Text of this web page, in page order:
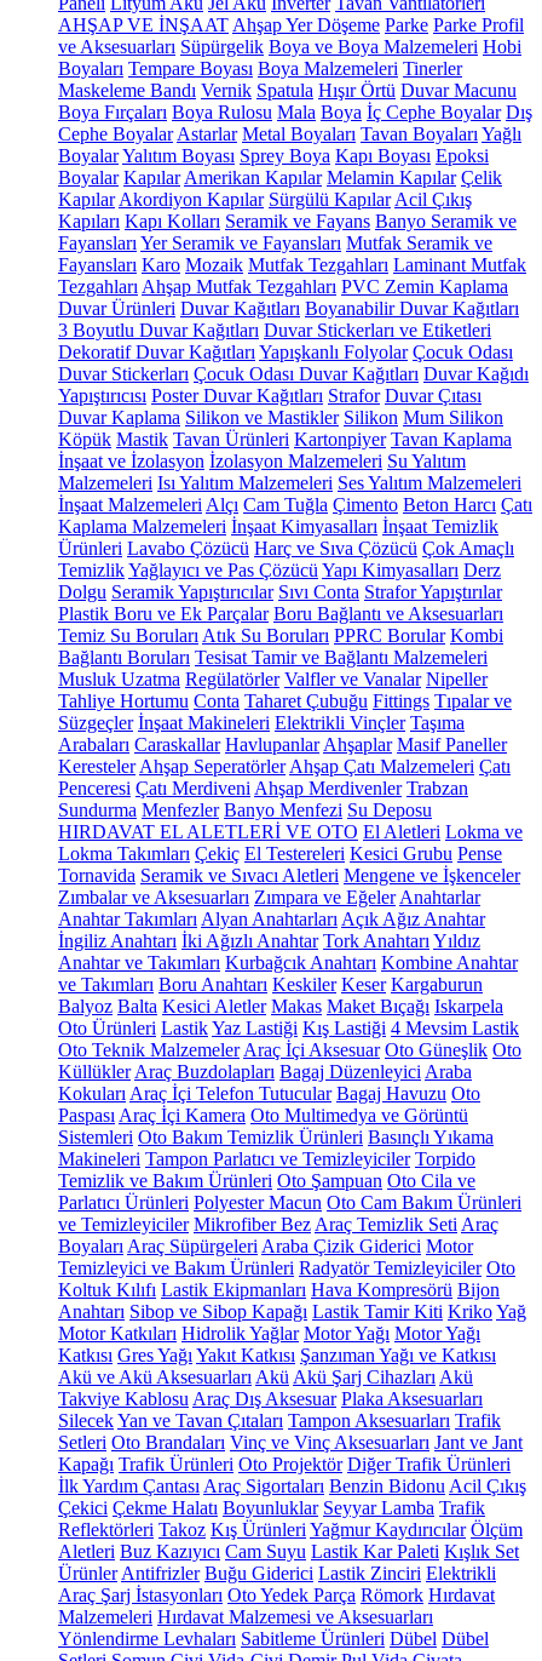
AHŞAP VE İNŞAAT Ahşap Yer Döşeme Parke Parke Profil
ve Aksesuarları Süpürgelik Boya ve Boya Malzemeleri Hobi
Boyaları Tempare Boyası Boya Malzemeleri Tinerler
Maskeleme Bandı Vernik Spatula Hışır Örtü Duvar Macunu
Boya Fırçaları Boya Rulosu Mala Boya İç Cephe Boyalar Dış
Cephe Boyalar Astarlar Metal Boyaları Tavan Boyaları Yağlı
BoyalarYalıtım Boyası Sprey Boya Kapı Boyası Epoksi
Boyalar Kapılar Amerikan Kapılar Melamin Kapılar Çelik
Kapılar Akordiyon Kapılar Sürgülü Kapılar Acil Çıkış
Kapıları Kapı Kolları Seramik ve Fayans Banyo Seramik ve
Fayansları Yer Seramik ve Fayansları Mutfak Seramik ve
Fayansları Karo Mozaik Mutfak Tezgahları Laminant Mutfak
Tezgahları Ahşap Mutfak Tezgahları PVC Zemin Kaplama
Duvar Ürünleri Duvar Kağıtları Boyanabilir Duvar Kağıtları
3 Boyutlu Duvar Kağıtları Duvar Stickerları ve Etiketleri
Dekoratif Duvar Kağıtları Yapışkanlı Folyolar Çocuk Odası
Duvar Stickerları Çocuk Odası Duvar Kağıtları Duvar Kağıdı
Yapıştırıcısı Poster Duvar Kağıtları Strafor Duvar Çıtası
Duvar Kaplama Silikon ve Mastikler Silikon Mum Silikon
Köpük Mastik Tavan Ürünleri Kartonpiyer Tavan Kaplama
İnşaat ve İzolasyon İzolasyon Malzemeleri Su Yalıtım
Malzemeleri Isı Yalıtım Malzemeleri Ses Yalıtım Malzemeleri
İnşaat Malzemeleri Alçı Cam Tuğla Çimento Beton Harcı Çatı
Kaplama Malzemeleri İnşaat Kimyasalları İnşaat Temizlik
Ürünleri Lavabo Çözücü Harç ve Sıva Çözücü Çok Amaçlı
TemizlikYağlayıcı ve Pas Çözücü Yapı Kimyasalları Derz
Dolgu Seramik Yapıştırıcılar Sıvı Conta Strafor Yapıştırılar
Plastik Boru ve Ek Parçalar Boru Bağlantı ve Aksesuarları
Temiz Su Boruları Atık Su Boruları PPRC Borular Kombi
Bağlantı Boruları Tesisat Tamir ve Bağlantı Malzemeleri
Musluk Uzatma Regülatörler Valfler ve Vanalar Nipeller
Tahliye Hortumu Conta Taharet Çubuğu Fittings Tıpalar ve
Süzgeçler İnşaat Makineleri Elektrikli Vinçler Taşıma
Arabaları Caraskallar Havlupanlar Ahşaplar Masif Paneller
Keresteler Ahşap Seperatörler Ahşap Çatı Malzemeleri Çatı
Penceresi Çatı Merdiveni Ahşap Merdivenler Trabzan
Sundurma Menfezler Banyo Menfezi Su Deposu
HIRDAVAT EL ALETLERİ VE OTO El Aletleri Lokma ve
Lokma Takımları Çekiç El Testereleri Kesici Grubu Pense
Tornavida Seramik ve Sıvacı Aletleri Mengene ve İşkenceler
Zımbalar ve Aksesuarları Zımpara ve Eğeler Anahtarlar
Anahtar Takımları Alyan Anahtarları Açık Ağız Anahtar
İngiliz Anahtarı İki Ağızlı Anahtar Tork Anahtarı Yıldız
Anahtar ve Takımları Kurbağcık Anahtarı Kombine Anahtar
ve Takımları Boru Anahtarı Keskiler Keser Kargaburun
Balyoz Balta Kesici Aletler Makas Maket Bıçağı Iskarpela
Oto Ürünleri LastikYaz Lastiği Kış Lastiği 4 Mevsim Lastik
Oto Teknik Malzemeler Araç İçi Aksesuar Oto Güneşlik Oto
Küllükler Araç Buzdolapları Bagaj Düzenleyici Araba
Kokuları Araç İçi Telefon Tutucular Bagaj Havuzu Oto
Paspası Araç İçi Kamera Oto Multimedya ve Görüntü
Sistemleri Oto Bakım Temizlik Ürünleri Basınçlı Yıkama
Makineleri Tampon Parlatıcı ve Temizleyiciler Torpido
Temizlik ve Bakım Ürünleri Oto Şampuan Oto Cila ve
Parlatıcı Ürünleri Polyester Macun Oto Cam Bakım Ürünleri
ve Temizleyiciler Mikrofiber Bez Araç Temizlik Seti Araç
Boyaları Araç Süpürgeleri Araba Çizik Giderici Motor
Temizleyici ve Bakım Ürünleri Radyatör Temizleyiciler Oto
Koltuk Kılıfı Lastik Ekipmanları Hava Kompresörü Bijon
Anahtarı Sibop ve Sibop Kapağı Lastik Tamir Kiti KrikoYağ
Motor Katkıları Hidrolik Yağlar Motor Yağı Motor Yağı
Katkısı Gres Yağı Yakıt Katkısı Şanzıman Yağı ve Katkısı
Akü ve Akü Aksesuarları Akü Akü Şarj Cihazları Akü
Takviye Kablosu Araç Dış Aksesuar Plaka Aksesuarları
SilecekYan ve Tavan Çıtaları Tampon Aksesuarları Trafik
Setleri Oto Brandaları Vinç ve Vinç Aksesuarları Jant ve Jant
Kapağı Trafik Ürünleri Oto Projektör Diğer Trafik Ürünleri
İlk Yardım Çantası Araç Sigortaları Benzin Bidonu Acil Çıkış
Çekici Çekme Halatı Boyunluklar Seyyar Lamba Trafik
Reflektörleri Takoz Kış Ürünleri Yağmur Kaydırıcılar Ölçüm
Aletleri Buz Kazıyıcı Cam Suyu Lastik Kar Paleti Kışlık Set
Ürünler Antifrizler Buğu Giderici Lastik Zinciri Elektrikli
Araç Şarj İstasyonları Oto Yedek Parça Römork Hırdavat
Malzemeleri Hırdavat Malzemesi ve Aksesuarları
Yönlendirme Levhaları Sabitleme Ürünleri Dübel Dübel